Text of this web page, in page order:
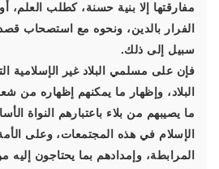
مفارقتها إلا بنية حسنة، كطلب العلم،
الفرار بالدين، ونحوه مع استصحاب
سبيل إلى ذلك.
فإن على مسلمي البلاد غير الإسلامية
البلاد، وإظهار ما يمكنهم إظهاره من
ما يصيبهم من بلاء باعتبارهم النواة
الإسلام في هذه المجتمعات، وعلى
المرابطة، وإمدادهم بما يحتاجون إليه